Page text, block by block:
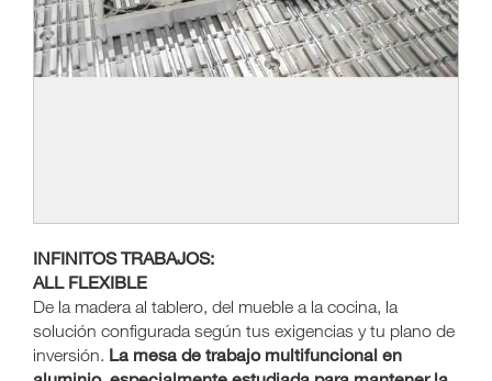
INFINITOS TRABAJOS:
ALL FLEXIBLE
De la madera al tablero, del mueble a la cocina, la
solución configurada según tus exigencias y tu plano de
inversión. La mesa de trabajo multifuncional en